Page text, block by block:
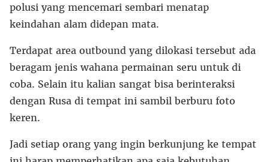
polusi yang mencemari sembari menatap
keindahan alam didepan mata.
Terdapat area outbound yang dilokasi tersebut ada
beragam jenis wahana permainan seru untuk di
coba. Selain itu kalian sangat bisa berinteraksi
dengan Rusa di tempat ini sambil berburu foto
keren.
Jadi setiap orang yang ingin berkunjung ke tempat